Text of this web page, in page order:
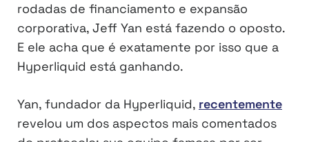
rodadas de financiamento e expansão
corporativa, Jeff Yan está fazendo o oposto.
E ele acha que é exatamente por isso que a
Hyperliquid está ganhando.
Yan, fundador da Hyperliquid, recentemente
revelou um dos aspectos mais comentados